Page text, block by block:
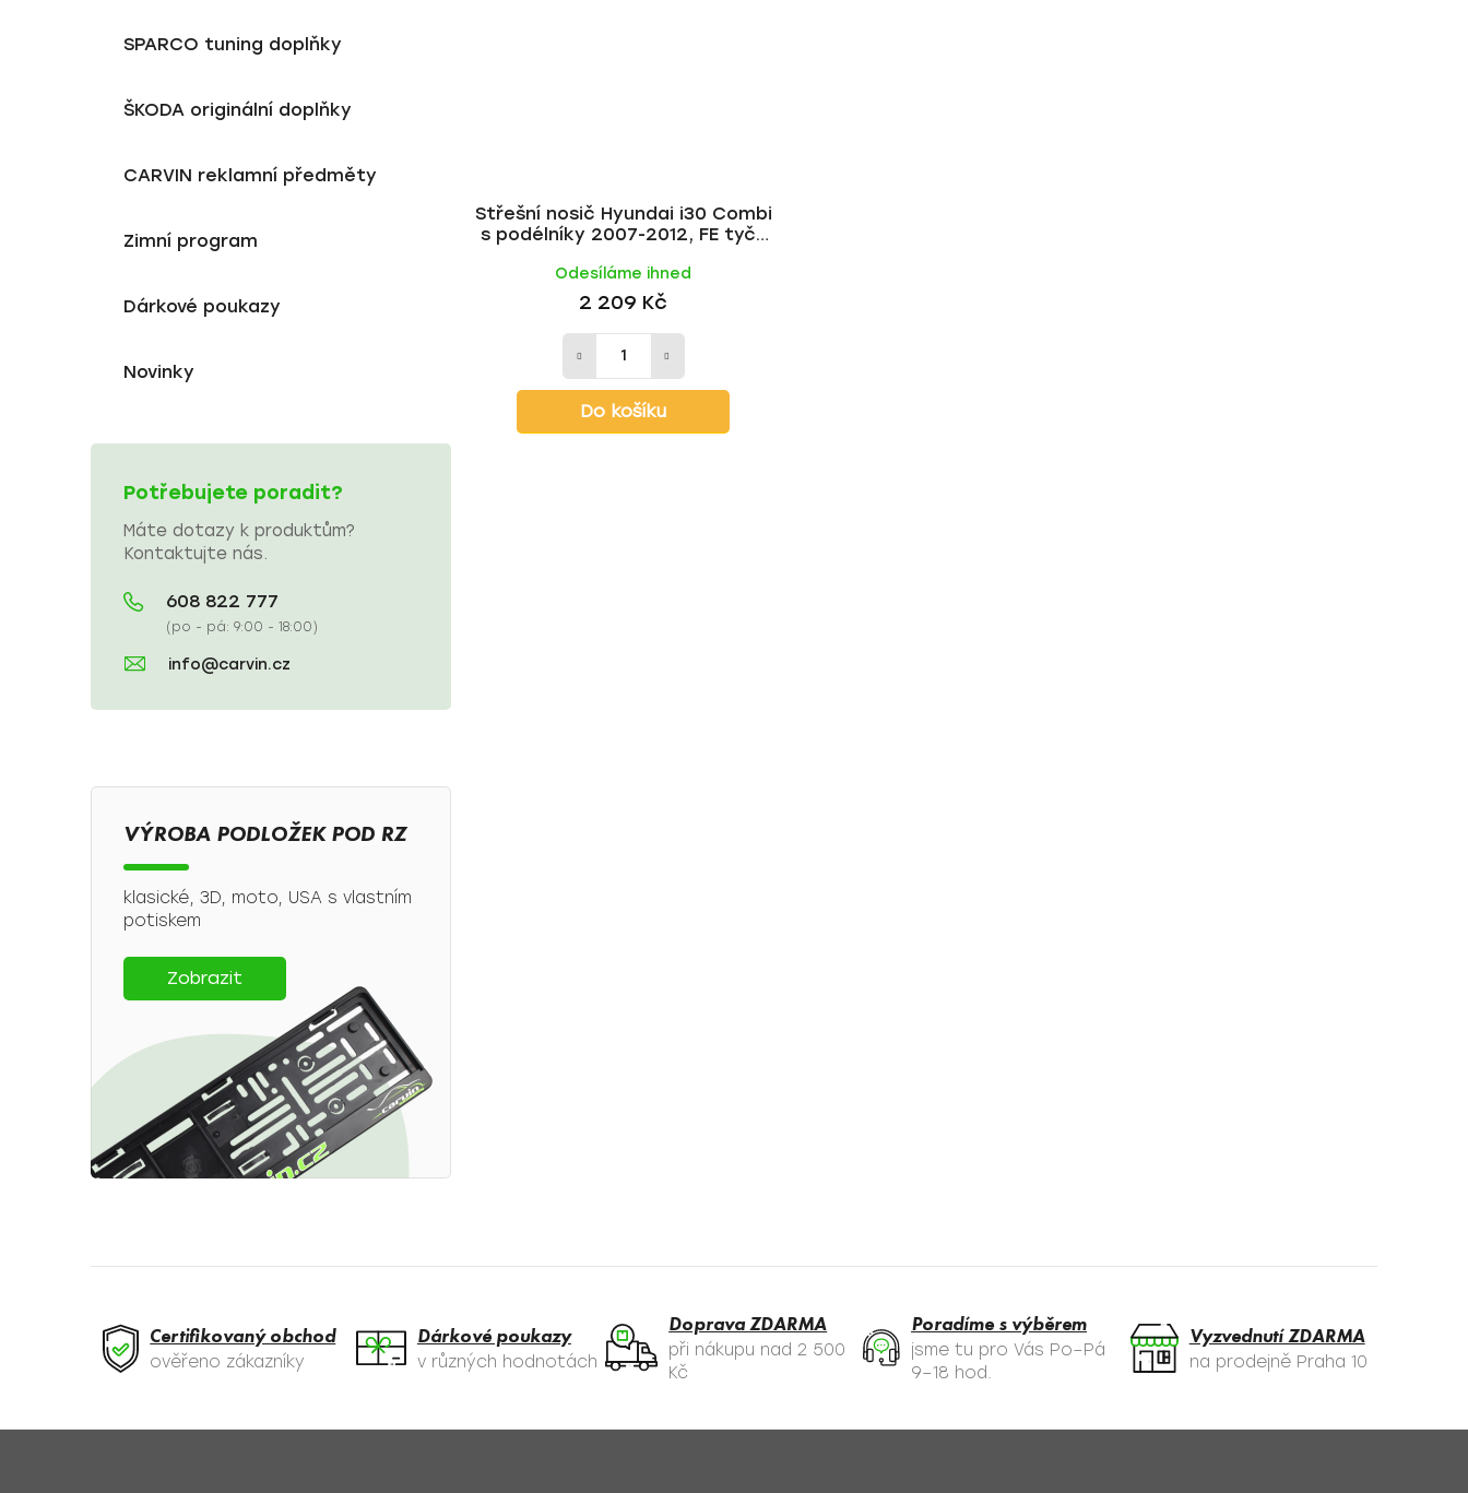
SPARCO tuning doplňky
ŠKODA originální doplňky
CARVIN reklamní předměty
Zimní program
Dárkové poukazy
Novinky
Potřebujete poradit?
Máte dotazy k produktům?
Kontaktujte nás.
608 822 777
(po - pá: 9:00 - 18:00)
info@carvin.cz
VÝROBA PODLOŽEK POD RZ
klasické, 3D, moto, USA s vlastním
potiskem
Zobrazit
Střešní nosič Hyundai i30 Combi
s podélníky 2007-2012, FE tyč |
Odesíláme ihned
2 209 Kč
Do košíku
Certifikovaný obchod
ověřeno zákazníky
Dárkové poukazy
v různých hodnotách
Doprava ZDARMA
při nákupu nad 2 500
Kč
Poradíme s výběrem
jsme tu pro Vás Po–Pá
9–18 hod.
Vyzvednutí ZDARMA
na prodejně Praha 10